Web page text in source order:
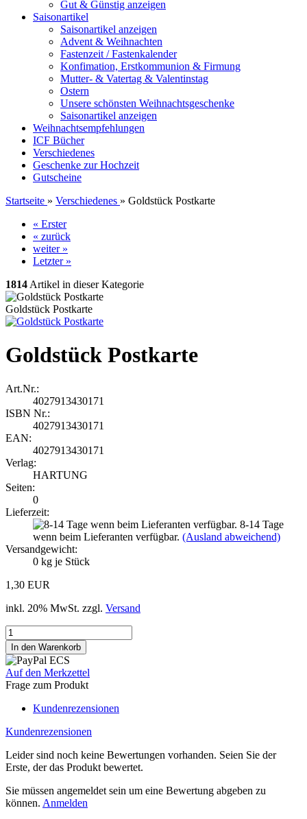
Gut & Günstig anzeigen
Saisonartikel
Saisonartikel anzeigen
Advent & Weihnachten
Fastenzeit / Fastenkalender
Konfimation, Erstkommunion & Firmung
Mutter- & Vatertag & Valentinstag
Ostern
Unsere schönsten Weihnachtsgeschenke
Saisonartikel anzeigen
Weihnachtsempfehlungen
ICF Bücher
Verschiedenes
Geschenke zur Hochzeit
Gutscheine
Startseite » Verschiedenes » Goldstück Postkarte
« Erster
« zurück
weiter »
Letzter »
1814 Artikel in dieser Kategorie
Goldstück Postkarte
Goldstück Postkarte
Art.Nr.:
4027913430171
ISBN Nr.:
4027913430171
EAN:
4027913430171
Verlag:
HARTUNG
Seiten:
0
Lieferzeit:
8-14 Tage
wenn beim Lieferanten verfügbar. (Ausland abweichend)
Versandgewicht:
0 kg je Stück
1,30 EUR
inkl. 20% MwSt. zzgl. Versand
Auf den Merkzettel
Frage zum Produkt
Kundenrezensionen
Kundenrezensionen
Leider sind noch keine Bewertungen vorhanden. Seien Sie der
Erste, der das Produkt bewertet.
Sie müssen angemeldet sein um eine Bewertung abgeben zu
können. Anmelden